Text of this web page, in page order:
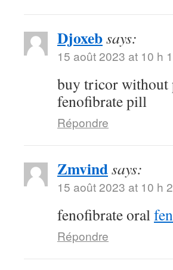
Djoxebsays:
15 août 2023 at 10 h
buy tricor without
fenofibrate pill
Répondre
Zmvindsays:
15 août 2023 at 10 h
fenofibrate oral
Répondre